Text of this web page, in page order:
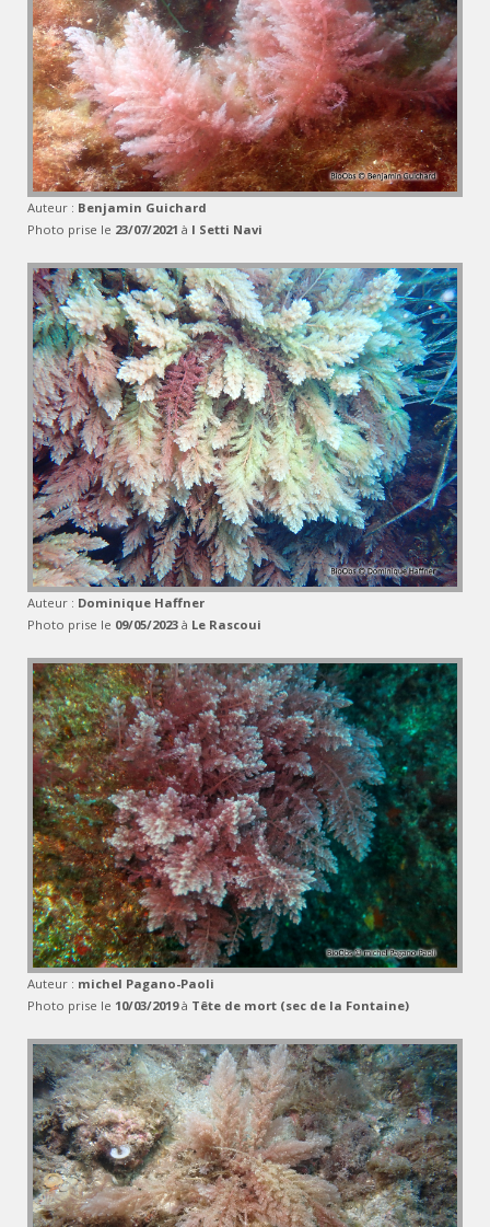
Auteur : Benjamin Guichard
Photo prise le 23/07/2021 à I Setti Navi
Auteur : Dominique Haffner
Photo prise le 09/05/2023 à Le Rascoui
Auteur : michel Pagano-Paoli
Photo prise le 10/03/2019à Tête de mort (sec de la Fontaine)